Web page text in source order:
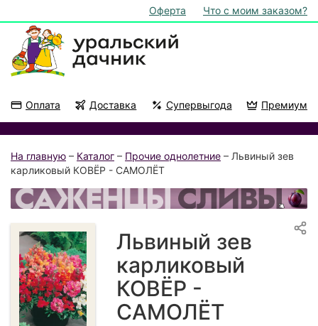
Оферта Что с моим заказом?
Оплата Доставка Супервыгода Премиум
На главную – Каталог – Прочие однолетние – Львиный зев
карликовый КОВЁР - САМОЛЁТ
Львиный зев
карликовый
КОВЁР -
САМОЛЁТ